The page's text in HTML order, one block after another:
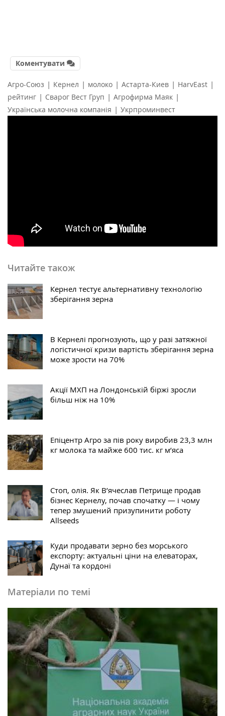
Коментувати
Агро-Союз | Кернел | молоко | Астарта-Киев | HarvEast |
рейтинг | Сварог Вест Груп | Агрофирма Маяк |
Українська молочна компанія | Укрпроминвест
Читайте також
Кернел тестує альтернативну технологію
зберігання зерна
В Кернелі прогнозують, що у разі затяжної
логістичної кризи вартість зберігання зерна
може зрости на 70%
Акції МХП на Лондонській біржі зросли
більш ніж на 10%
Епіцентр Агро за пів року виробив 23,3 млн
кг молока та майже 600 тис. кг м’яса
Стоп, олія. Як В’ячеслав Петрище продав
бізнес Кернелу, почав спочатку — і чому
тепер змушений призупинити роботу
Allseeds
Куди продавати зерно без морського
експорту: актуальні ціни на елеваторах,
Дунаї та кордоні
Матеріали по темі